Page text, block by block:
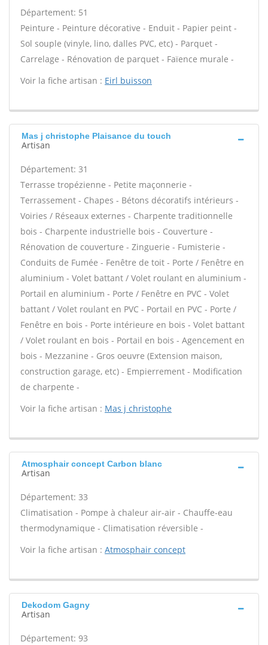
Département: 51
Peinture - Peinture décorative - Enduit - Papier peint -
Sol souple (vinyle, lino, dalles PVC, etc) - Parquet -
Carrelage - Rénovation de parquet - Faïence murale -
Voir la fiche artisan : Eirl buisson
Mas j christophe Plaisance du touch
Artisan
Département: 31
Terrasse tropézienne - Petite maçonnerie -
Terrassement - Chapes - Bétons décoratifs intérieurs -
Voiries / Réseaux externes - Charpente traditionnelle
bois - Charpente industrielle bois - Couverture -
Rénovation de couverture - Zinguerie - Fumisterie -
Conduits de Fumée - Fenêtre de toit - Porte / Fenêtre en
aluminium - Volet battant / Volet roulant en aluminium -
Portail en aluminium - Porte / Fenêtre en PVC - Volet
battant / Volet roulant en PVC - Portail en PVC - Porte /
Fenêtre en bois - Porte intérieure en bois - Volet battant
/ Volet roulant en bois - Portail en bois - Agencement en
bois - Mezzanine - Gros oeuvre (Extension maison,
construction garage, etc) - Empierrement - Modification
de charpente -
Voir la fiche artisan : Mas j christophe
Atmosphair concept Carbon blanc
Artisan
Département: 33
Climatisation - Pompe à chaleur air-air - Chauffe-eau
thermodynamique - Climatisation réversible -
Voir la fiche artisan : Atmosphair concept
Dekodom Gagny
Artisan
Département: 93